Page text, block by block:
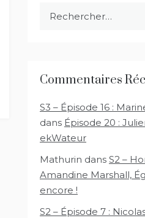
Commentaires
S3 – Épisode 16 :
dans Épisode 20 :
ekWateur
Mathurin dans S2 –
Amandine Marshall,
encore !
S2 – Épisode 7 :